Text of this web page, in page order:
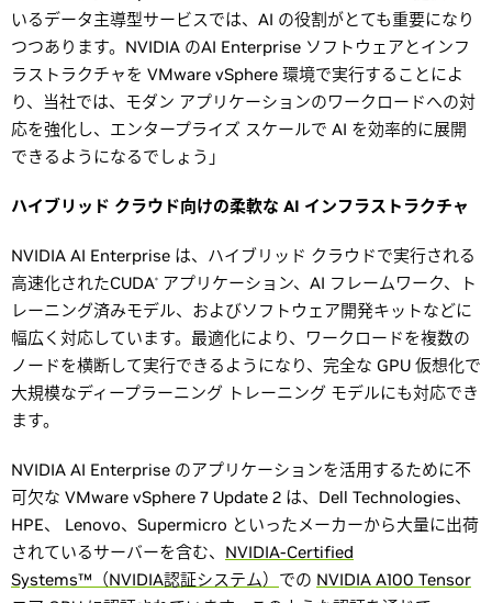
いるデータ主導型サービスでは、AI の役割がとても重要になり
つつあります。NVIDIA のAI Enterprise ソフトウェアとインフ
ラストラクチャを VMware vSphere 環境で実行することによ
り、当社では、モダン アプリケーションのワークロードへの対
応を強化し、エンタープライズ スケールで AI を効率的に展開
できるようになるでしょう」
ハイブリッド クラウド向けの柔軟な AI インフラストラクチャ
NVIDIA AI Enterprise は、ハイブリッド クラウドで実行される
高速化されたCUDA®
アプリケーション、AI フレームワーク、ト
レーニング済みモデル、およびソフトウェア開発キットなどに
幅広く対応しています。最適化により、ワークロードを複数の
ノードを横断して実行できるようになり、完全な GPU 仮想化で
大規模なディープラーニング トレーニング モデルにも対応でき
ます。
NVIDIA AI Enterprise のアプリケーションを活用するために不
可欠な VMware vSphere 7 Update 2 は、Dell Technologies、
HPE、 Lenovo、Supermicro といったメーカーから大量に出荷
されているサーバーを含む、 NVIDIA-Certified
Systems™（NVIDIA認証システム） での NVIDIA A100 Tensor